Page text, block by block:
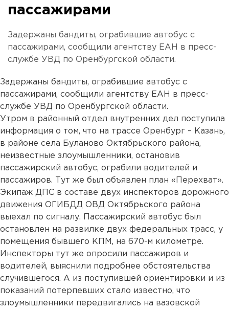
пассажирами
Задержаны бандиты, ограбившие автобус с
пассажирами, сообщили агентству ЕАН в пресс-
службе УВД по Оренбургской области.
Задержаны бандиты, ограбившие автобус с
пассажирами, сообщили агентству ЕАН в пресс-
службе УВД по Оренбургской области.
Утром в районный отдел внутренних дел поступила
информация о том, что на трассе Оренбург – Казань,
в районе села Буланово Октябрьского района,
неизвестные злоумышленники, остановив
пассажирский автобус, ограбили водителей и
пассажиров. Тут же был объявлен план «Перехват».
Экипаж ДПС в составе двух инспекторов дорожного
движения ОГИБДД ОВД Октябрьского района
выехал по сигналу. Пассажирский автобус был
остановлен на развилке двух федеральных трасс, у
помещения бывшего КПМ, на 670-м километре.
Инспекторы тут же опросили пассажиров и
водителей, выяснили подробнее обстоятельства
случившегося. А из поступившей ориентировки и из
показаний потерпевших стало известно, что
злоумышленники передвигались на вазовской